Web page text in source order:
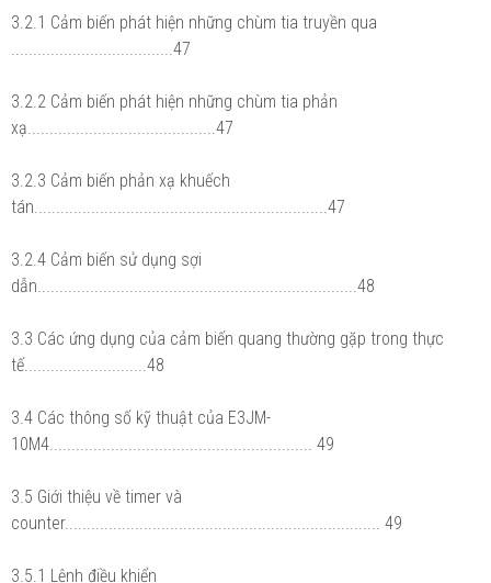
3.2.1 Cảm biến phát hiện những chùm tia truyền qua
.....................................47
3.2.2 Cảm biến phát hiện những chùm tia phản
xạ...........................................47
3.2.3 Cảm biến phản xạ khuếch
tán...................................................................47
3.2.4 Cảm biến sử dụng sợi
dẫn.........................................................................48
3.3 Các ứng dụng của cảm biến quang thường gặp trong thực
tế............................48
3.4 Các thông số kỹ thuật của E3JM-
10M4............................................................ 49
3.5 Giới thiệu về timer và
counter........................................................................ 49
3.5.1 Lệnh điều khiển